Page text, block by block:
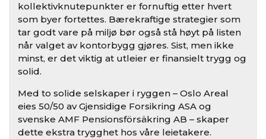
kollektivknutepunkter er fornuftig etter hvert
som byer fortettes. Bærekraftige strategier som
tar godt vare på miljø bør også stå høyt på listen
når valget av kontorbygg gjøres. Sist, men ikke
minst, er det viktig at utleier er finansielt trygg og
solid.
Med to solide selskaper i ryggen – Oslo Areal
eies 50/50 av Gjensidige Forsikring ASA og
svenske AMF Pensionsförsäkring AB – skaper
dette ekstra trygghet hos våre leietakere.